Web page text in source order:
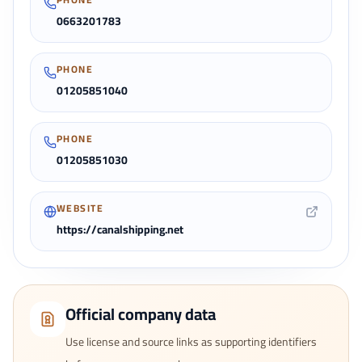
0663201783
PHONE
01205851040
PHONE
01205851030
WEBSITE
https://canalshipping.net
Official company data
Use license and source links as supporting identifiers